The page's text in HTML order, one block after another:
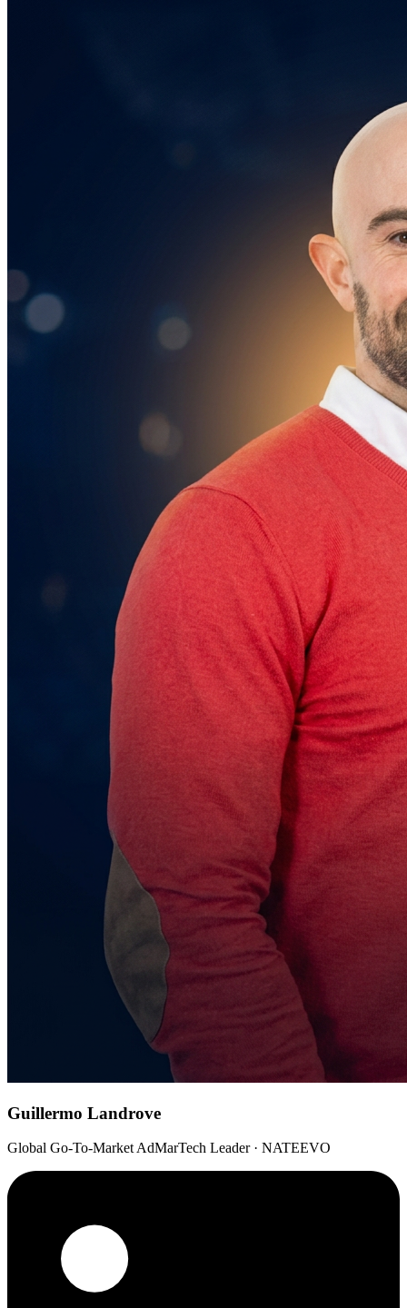
Guillermo Landrove
Global Go-To-Market AdMarTech Leader · NATEEVO